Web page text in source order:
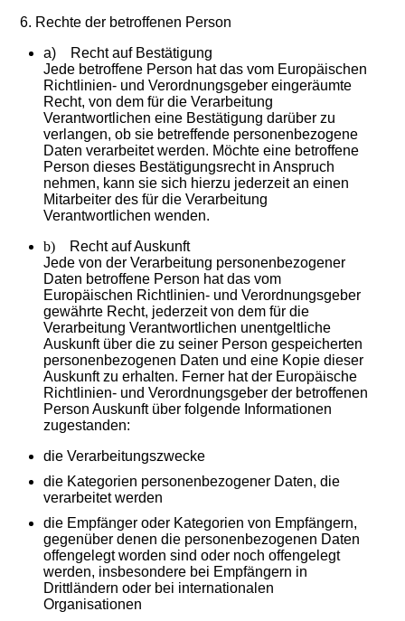
6. Rechte der betroffenen Person
a) Recht auf Bestätigung
Jede betroffene Person hat das vom Europäischen
Richtlinien- und Verordnungsgeber eingeräumte
Recht, von dem für die Verarbeitung
Verantwortlichen eine Bestätigung darüber zu
verlangen, ob sie betreffende personenbezogene
Daten verarbeitet werden. Möchte eine betroffene
Person dieses Bestätigungsrecht in Anspruch
nehmen, kann sie sich hierzu jederzeit an einen
Mitarbeiter des für die Verarbeitung
Verantwortlichen wenden.
b) Recht auf Auskunft
Jede von der Verarbeitung personenbezogener
Daten betroffene Person hat das vom
Europäischen Richtlinien- und Verordnungsgeber
gewährte Recht, jederzeit von dem für die
Verarbeitung Verantwortlichen unentgeltliche
Auskunft über die zu seiner Person gespeicherten
personenbezogenen Daten und eine Kopie dieser
Auskunft zu erhalten. Ferner hat der Europäische
Richtlinien- und Verordnungsgeber der betroffenen
Person Auskunft über folgende Informationen
zugestanden:
die Verarbeitungszwecke
die Kategorien personenbezogener Daten, die
verarbeitet werden
die Empfänger oder Kategorien von Empfängern,
gegenüber denen die personenbezogenen Daten
offengelegt worden sind oder noch offengelegt
werden, insbesondere bei Empfängern in
Drittländern oder bei internationalen
Organisationen